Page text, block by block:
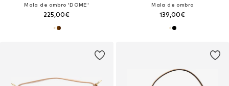
Mala de ombro 'DOME'
225,00€
Mala de ombro
139,00€